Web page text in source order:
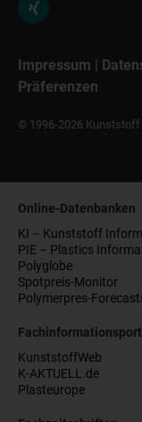
Impressum |
Präferenzen
© 1996-2026 Kunststoff
Online-Datenbanken
KI – Kunststoff
PIE – Plastics
Polyglobe
Spotpreis-Monitor
Polymerpres-
KunststoffWeb
K-AKTUELL.de
Plasteurope